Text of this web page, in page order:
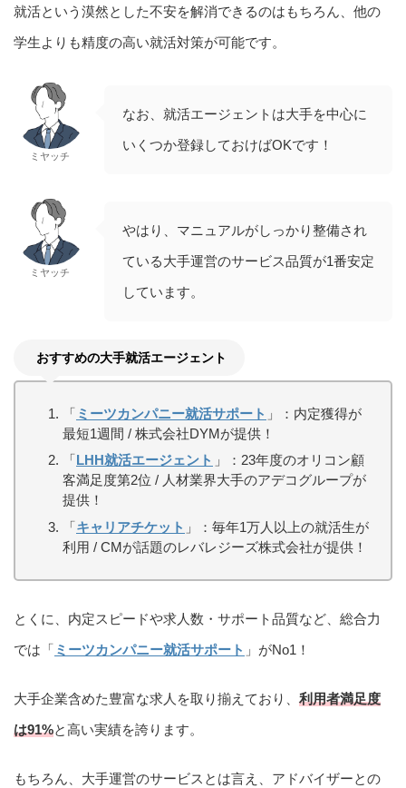
就活という漠然とした不安を解消できるのはもちろん、他の
学生よりも精度の高い就活対策が可能です。
ミヤッチ
なお、就活エージェントは大手を中心に
いくつか登録しておけばOKです！
ミヤッチ
やはり、マニュアルがしっかり整備され
ている大手運営のサービス品質が1番安定
しています。
おすすめの大手就活エージェント
「 ミーツカンパニー就活サポート 」：内定獲得が
最短1週間 / 株式会社DYMが提供！
「LHH就活エージェント 」：23年度のオリコン顧
客満足度第2位 / 人材業界大手のアデコグループが
提供！
「キャリアチケット 」：毎年1万人以上の就活生が
利用 / CMが話題のレバレジーズ株式会社が提供！
とくに、内定スピードや求人数・サポート品質など、総合力
では「 ミーツカンパニー就活サポート 」がNo1！
大手企業含めた豊富な求人を取り揃えており、 利用者満足度
は91%と高い実績を誇ります。
もちろん、大手運営のサービスとは言え、アドバイザーとの